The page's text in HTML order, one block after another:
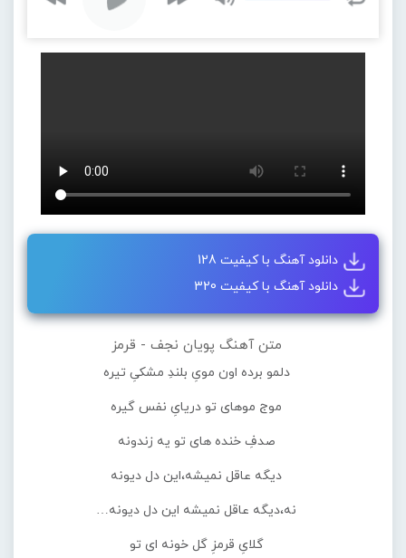
دانلود آهنگ با کیفیت 128
دانلود آهنگ با کیفیت 320
متن آهنگ پویان نجف - قرمز
دلمو برده اون مویِ بلندِ مشکیِ تیره
موج موهای تو دریایِ نفس گیره
صدفِ خنده های تو یه زندونه
دیگه عاقل نمیشه،این دل دیونه
نه،دیگه عاقل نمیشه این دل دیونه…
گلایِ قرمزِ گل خونه ای تو